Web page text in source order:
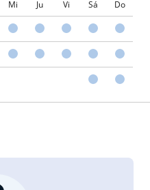
Mi Ju Vi Sá Do